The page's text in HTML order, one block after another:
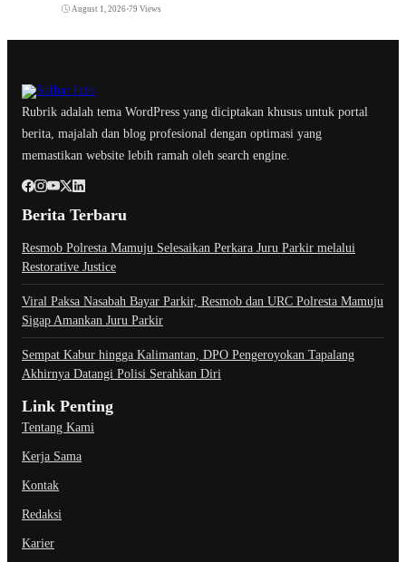
August 1, 2026•79 Views
Rubrik adalah tema WordPress yang diciptakan khusus untuk portal
berita, majalah dan blog profesional dengan optimasi yang
memastikan website lebih ramah oleh search engine.
Berita Terbaru
Resmob Polresta Mamuju Selesaikan Perkara Juru Parkir melalui
Restorative Justice
Viral Paksa Nasabah Bayar Parkir, Resmob dan URC Polresta Mamuju
Sigap Amankan Juru Parkir
Sempat Kabur hingga Kalimantan, DPO Pengeroyokan Tapalang
Akhirnya Datangi Polisi Serahkan Diri
Link Penting
Tentang Kami
Kerja Sama
Kontak
Redaksi
Karier